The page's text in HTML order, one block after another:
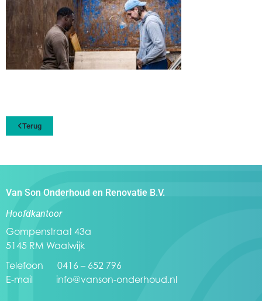
Terug
Van Son Onderhoud en Renovatie B.V.
Hoofdkantoor
Gompenstraat 43a
5145 RM Waalwijk
Telefoon 0416 – 652 796
E-mail info@vanson-onderhoud.nl